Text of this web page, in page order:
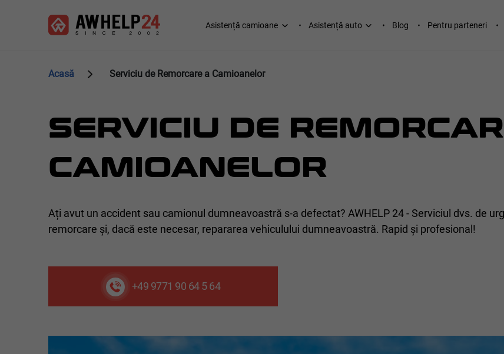
Main
Asistență camioane Asistență auto Blog Pentru parteneri
Acasă Serviciu de Remorcare a Camioanelor
SERVICIU DE
CAMIOANELOR
Ați avut un accident sau camionul dumneavoastră s-a defectat? AWHELP 24 - Serviciul dvs. de
remorcare și, dacă este necesar, repararea vehiculului dumneavoastră. Rapid și profesional!
+49 9771 90 64 5 64